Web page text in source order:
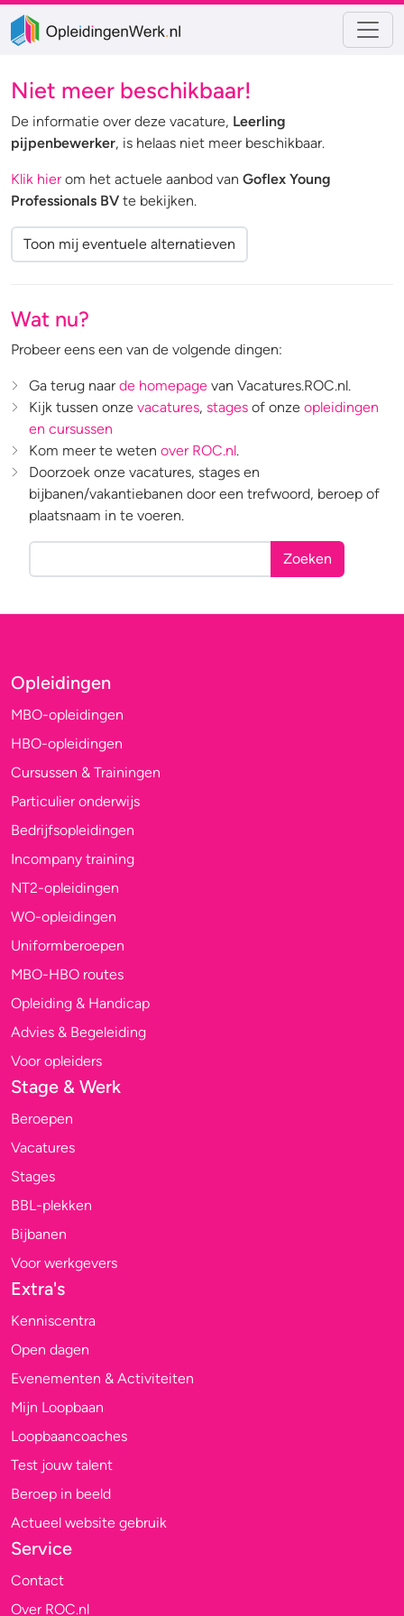
Niet meer beschikbaar!
De informatie over deze vacature, Leerling
pijpenbewerker, is helaas niet meer beschikbaar.
Klik hierom het actuele aanbod van Goflex Young
Professionals BV te bekijken.
Toon mij eventuele alternatieven
Wat nu?
Probeer eens een van de volgende dingen:
Ga terug naar de homepage van Vacatures.ROC.nl.
Kijk tussen onze vacatures, stages of onze opleidingen
en cursussen
Kom meer te weten over ROC.nl.
Doorzoek onze vacatures, stages en
bijbanen/vakantiebanen door een trefwoord, beroep of
plaatsnaam in te voeren.
Zoeken
Opleidingen
MBO-opleidingen
HBO-opleidingen
Cursussen & Trainingen
Particulier onderwijs
Bedrijfsopleidingen
Incompany training
NT2-opleidingen
WO-opleidingen
Uniformberoepen
MBO-HBO routes
Opleiding & Handicap
Advies & Begeleiding
Voor opleiders
Stage & Werk
Beroepen
Vacatures
Stages
BBL-plekken
Bijbanen
Voor werkgevers
Extra's
Kenniscentra
Open dagen
Evenementen & Activiteiten
Mijn Loopbaan
Loopbaancoaches
Test jouw talent
Beroep in beeld
Actueel website gebruik
Service
Contact
Over ROC.nl